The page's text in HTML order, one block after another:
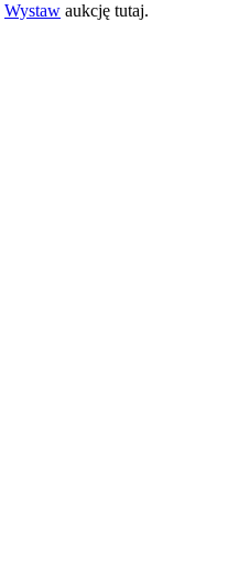
Wystaw aukcję tutaj.